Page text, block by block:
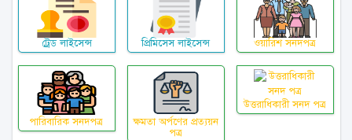
ট্রেড লাইসেন্স প্রিমিসেস লাইসেন্স ওয়ারিশ সনদপত্র
পারিবারিক সনদপত্র
ক্ষমতা অর্পণের প্রত্যয়ন
পত্র
উত্তরাধিকারী সনদ পত্র